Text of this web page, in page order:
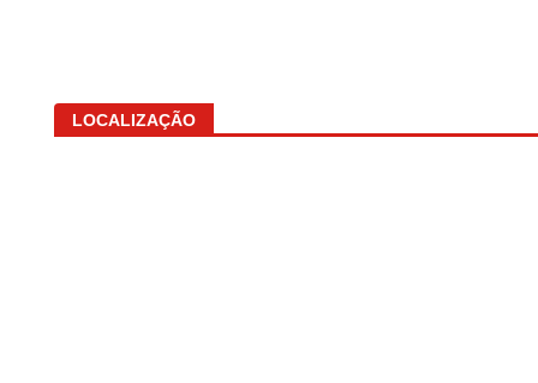
LOCALIZAÇÃO